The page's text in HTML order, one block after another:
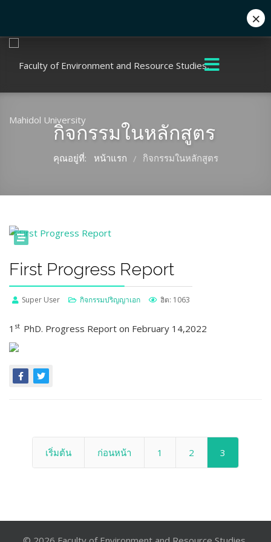
กิจกรรมในหลักสูตร
คุณอยู่ที่: หน้าแรก / กิจกรรมในหลักสูตร
First Progress Report
Super User กิจกรรมปริญญาเอก ฮิต: 1063
1 st PhD. Progress Report on February 14,2022
เริ่มต้น ก่อนหน้า 1 2 3
×